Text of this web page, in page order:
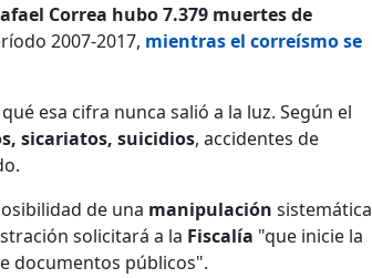
Correa hubo 7.379 muertes de
2007-2017, mientras el correísmo se
esa cifra nunca salió a la luz. Según el
sicariatos, suicidios, accidentes de
de una manipulación sistemática
solicitará a la Fiscalía "que inicie la
documentos públicos".